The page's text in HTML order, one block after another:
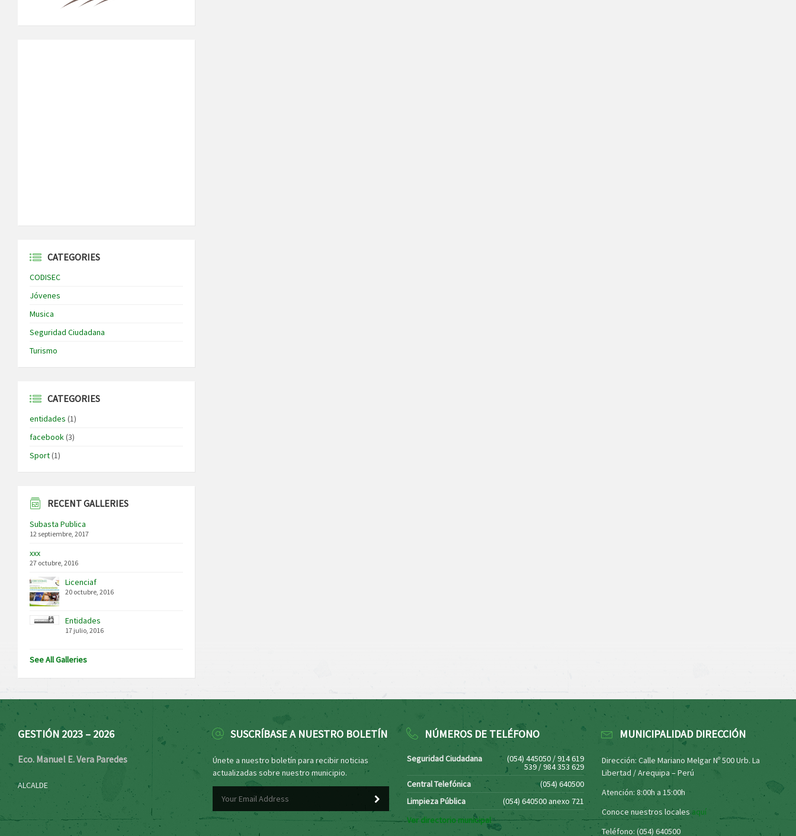
CATEGORIES
CODISEC
Jóvenes
Musica
Seguridad Ciudadana
Turismo
CATEGORIES
entidades (1)
facebook(3)
Sport(1)
RECENT GALLERIES
Subasta Publica
12 septiembre, 2017
xxx
27 octubre, 2016
Licenciaf
20 octubre, 2016
Entidades
17 julio, 2016
See All Galleries
GESTIÓN 2023 – 2026
Eco. Manuel E. Vera Paredes
ALCALDE
SUSCRÍBASE A NUESTRO BOLETÍN
Únete a nuestro boletín para recibir noticias
actualizadas sobre nuestro municipio.
NÚMEROS DE TELÉFONO
Seguridad Ciudadana (054) 445050 / 914 619
539 / 984 353 629
Central Telefónica
(054) 640500
Limpieza Pública
(054) 640500 anexo 721
Ver directorio municipal
MUNICIPALIDAD DIRECCIÓN
Dirección: Calle Mariano Melgar Nº 500 Urb. La
Libertad / Arequipa – Perú
Atención: 8:00h a 15:00h
Conoce nuestros locales aquí
Teléfono: (054) 640500